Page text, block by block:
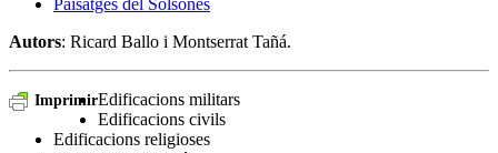
Autors: Ricard Ballo i Montserrat Tañá.
ImprimirEdificacions militars
Edificacions civils
Edificacions religioses